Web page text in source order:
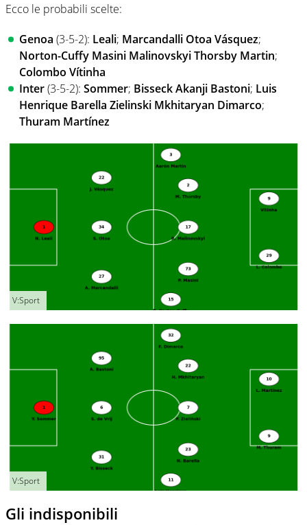
Ecco le probabili scelte:
Genoa (3-5-2): Leali; Marcandalli Otoa Vásquez;
Norton-Cuffy Masini MalinovskyiThorsby Martin;
Colombo Vítinha
Inter(3-5-2): Sommer; BisseckAkanji Bastoni; Luis
Henrique Barella Zielinski Mkhitaryan Dimarco;
Thuram Martínez
V:Sport
V:Sport
Gli indisponibili